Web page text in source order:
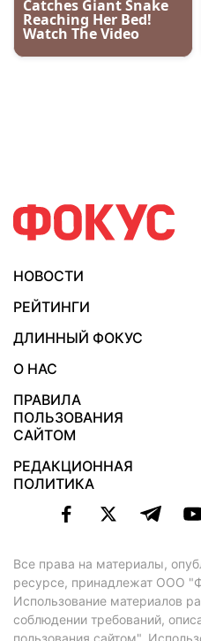
НОВОСТИ
РЕЙТИНГИ
ДЛИННЫЙ ФОКУС
О НАС
ПРАВИЛА
ПОЛЬЗОВАНИЯ
САЙТОМ
РЕДАКЦИОННАЯ
ПОЛИТИКА
Все права на материалы,
ресурсе, принадлежат ООО
Использование материалов
соблюдении требований,
пользования сайтом".